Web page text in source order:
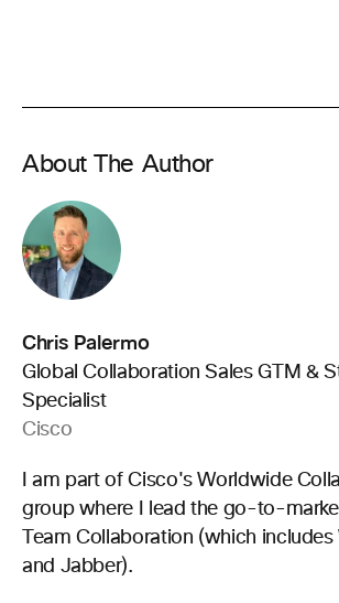
About The Author
Chris Palermo
Global Collaboration Sales GTM &
Specialist
Cisco
I am part of Cisco's Worldwide
group where I lead the go-to-
Team Collaboration (which
and Jabber).